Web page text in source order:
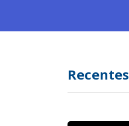
Recentes